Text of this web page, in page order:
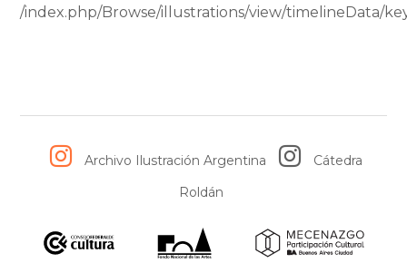
/index.php/Browse/illustrations/view/timelineData/
Archivo Ilustración Argentina
Cátedra
Roldán